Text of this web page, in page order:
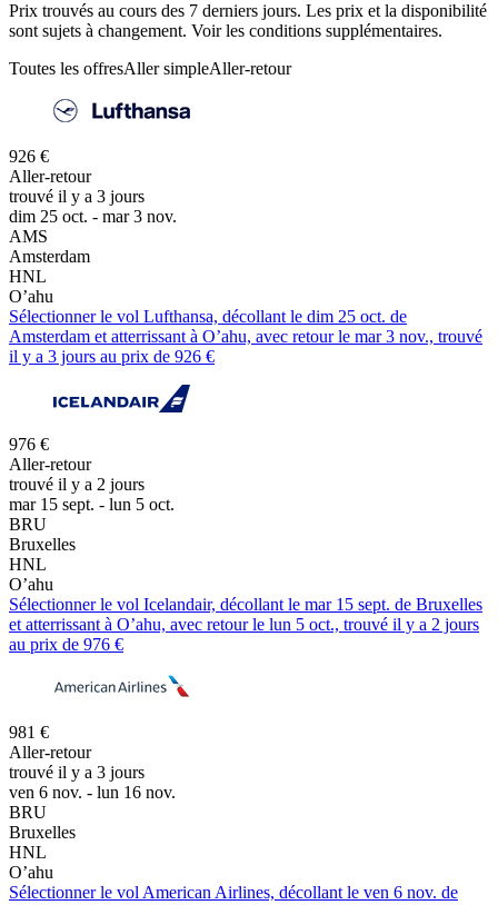
Prix trouvés au cours des 7 derniers jours. Les prix et la disponibilité
sont sujets à changement. Voir les conditions supplémentaires.
Toutes les offresAller simpleAller-retour
926 €
Aller-retour
trouvé il y a 3 jours
dim 25 oct. - mar 3 nov.
AMS
Amsterdam
HNL
O’ahu
Sélectionner le vol Lufthansa, décollant le dim 25 oct. de
Amsterdam et atterrissant à O’ahu, avec retour le mar 3 nov., trouvé
il y a 3 jours au prix de 926 €
976 €
Aller-retour
trouvé il y a 2 jours
mar 15 sept. - lun 5 oct.
BRU
Bruxelles
HNL
O’ahu
Sélectionner le vol Icelandair, décollant le mar 15 sept. de Bruxelles
et atterrissant à O’ahu, avec retour le lun 5 oct., trouvé il y a 2 jours
au prix de 976 €
981 €
Aller-retour
trouvé il y a 3 jours
ven 6 nov. - lun 16 nov.
BRU
Bruxelles
HNL
O’ahu
Sélectionner le vol American Airlines, décollant le ven 6 nov. de